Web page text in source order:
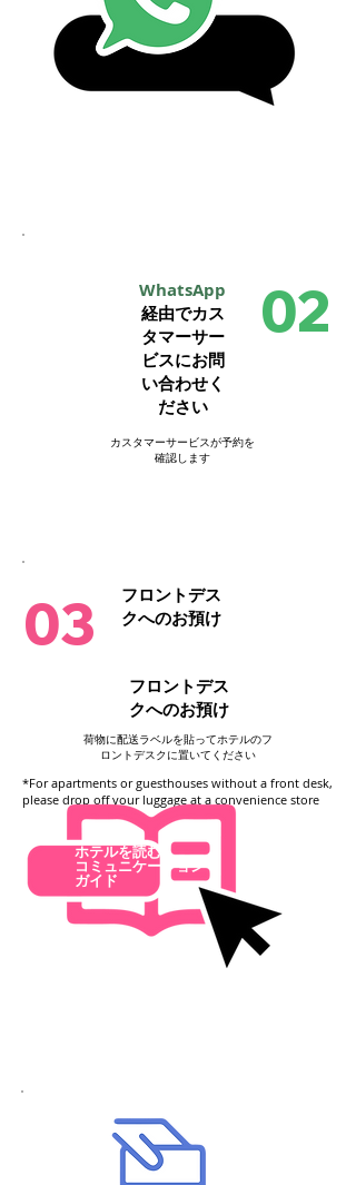
WhatsApp
経由でカス
タマーサー
ビスにお問
い合わせく
ださい
02
カスタマーサービスが予約を
確認します
03
フロントデス
クへのお預け
フロントデス
クへのお預け
荷物に配送ラベルを貼ってホテルのフ
ロントデスクに置いてください
*For apartments or guesthouses without a front desk,
please drop off your luggage at a convenience store
ホテルを読む
コミュニケーション
ガイド